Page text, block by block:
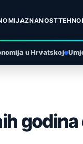
ZNANOST
u Hrvatskoj
godina